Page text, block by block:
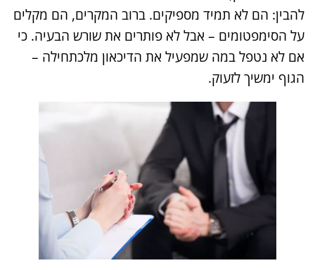
להבין: הם לא תמיד מספיקים. ברוב המקרים, הם מקלים
על הסימפטומים – אבל לא פותרים את שורש הבעיה. כי
אם לא נטפל במה שמפעיל את הדיכאון מלכתחילה –
הגוף ימשיך לזעוק.